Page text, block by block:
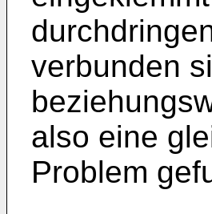
verbunden
also eine
Problem